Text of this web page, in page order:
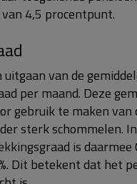
4,5 procentpunt.
van de
per maand. Deze
gebruik te maken
sterk schommelen.
is
Dit betekent dat het